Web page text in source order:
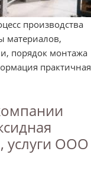
производства
материалов,
порядок монтажа
практичная
услуги ООО